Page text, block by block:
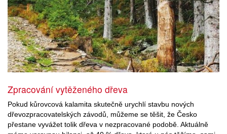
Zpracování vytěženého dřeva
Pokud kůrovcová kalamita skutečně urychlí stavbu nových
dřevozpracovatelských závodů, můžeme se těšit, že Česko
přestane vyvážet tolik dřeva v nezpracované podobě. Aktuálně